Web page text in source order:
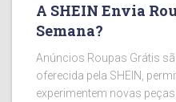
A SHEIN Envia
Semana?
Anúncios Roupas Grátis
oferecida pela SHEIN,
experimentem novas